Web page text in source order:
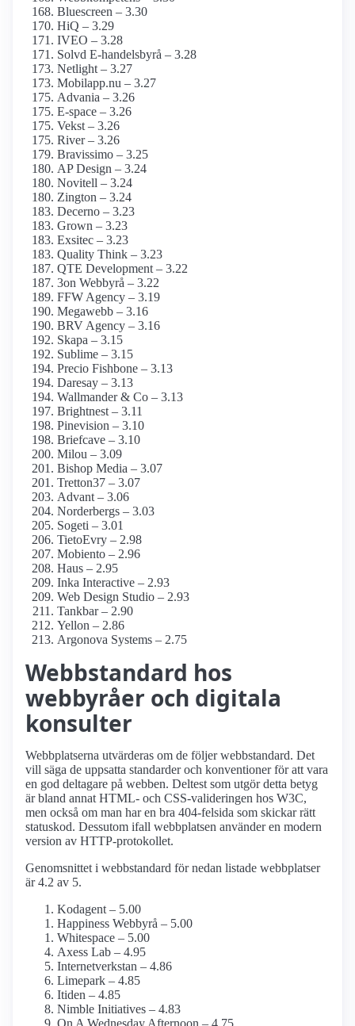
Bluescreen – 3.30
HiQ – 3.29
IVEO – 3.28
Solvd E-handelsbyrå – 3.28
Netlight – 3.27
Mobilapp.nu – 3.27
Advania – 3.26
E-space – 3.26
Vekst – 3.26
River – 3.26
Bravissimo – 3.25
AP Design – 3.24
Novitell – 3.24
Zington – 3.24
Decerno – 3.23
Grown – 3.23
Exsitec – 3.23
Quality Think – 3.23
QTE Development – 3.22
3on Webbyrå – 3.22
FFW Agency – 3.19
Megawebb – 3.16
BRV Agency – 3.16
Skapa – 3.15
Sublime – 3.15
Precio Fishbone – 3.13
Daresay – 3.13
Wallmander & Co – 3.13
Brightnest – 3.11
Pinevision – 3.10
Briefcave – 3.10
Milou – 3.09
Bishop Media – 3.07
Tretton37 – 3.07
Advant – 3.06
Norderbergs – 3.03
Sogeti – 3.01
TietoEvry – 2.98
Mobiento – 2.96
Haus – 2.95
Inka Interactive – 2.93
Web Design Studio – 2.93
Tankbar – 2.90
Yellon – 2.86
Argonova Systems – 2.75
Webbstandard hos
webbyråer och digitala
konsulter
Webbplatserna utvärderas om de följer webbstandard. Det
vill säga de uppsatta standarder och konventioner för att vara
en god deltagare på webben. Deltest som utgör detta betyg
är bland annat HTML- och CSS-valideringen hos W3C,
men också om man har en bra 404-felsida som skickar rätt
statuskod. Dessutom ifall webbplatsen använder en modern
version av HTTP-protokollet.
Genomsnittet i webbstandard för nedan listade webbplatser
är 4.2 av 5.
Kodagent – 5.00
Happiness Webbyrå – 5.00
Whitespace – 5.00
Axess Lab – 4.95
Internetverkstan – 4.86
Limepark – 4.85
Itiden – 4.85
Nimble Initiatives – 4.83
On A Wednesday Afternoon – 4.75